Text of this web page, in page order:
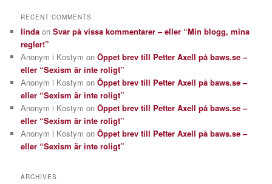
RECENT COMMENTS
linda onSvar på vissa kommentarer – eller “Min blogg, mina
regler!”
Anonym i Kostym onÖppet brev till Petter Axell på baws.se –
eller “Sexism är inte roligt”
Anonym i Kostym onÖppet brev till Petter Axell på baws.se –
eller “Sexism är inte roligt”
Anonym i Kostym onÖppet brev till Petter Axell på baws.se –
eller “Sexism är inte roligt”
Anonym i Kostym onÖppet brev till Petter Axell på baws.se –
eller “Sexism är inte roligt”
ARCHIVES